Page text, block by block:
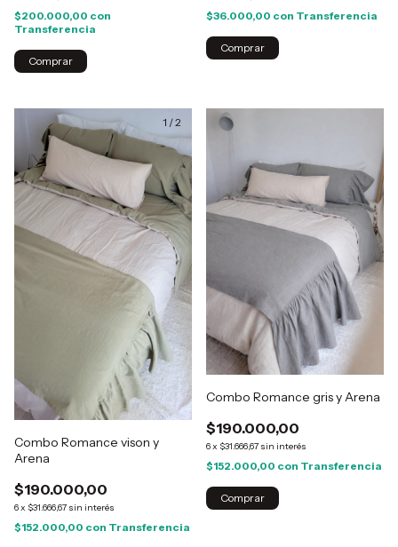
$200.000,00 con
Transferencia
Comprar
$36.000,00 con Transferencia
Comprar
1 /2
Combo Romance vison y
Arena
$190.000,00
6x $31.666,67 sin interés
$152.000,00 con Transferencia
Combo Romance gris y Arena
$190.000,00
6x $31.666,67 sin interés
$152.000,00 con Transferencia
Comprar